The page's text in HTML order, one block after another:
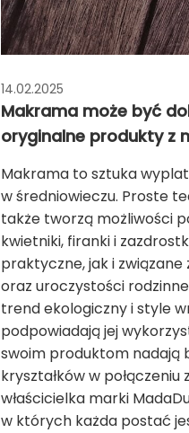
14.02.2025
Makrama może być
oryginalne produkty z
Makrama to sztuka
w średniowieczu. Proste
także tworzą możliwości
kwietniki, firanki i
praktyczne, jak i
oraz uroczystości
trend ekologiczny i style
podpowiadają jej
swoim produktom nadają
kryształków w
właścicielka marki
w których każda postać